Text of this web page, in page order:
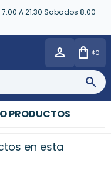
A 21:30 Sabados 8:00
$0
PRODUCTOS
en esta